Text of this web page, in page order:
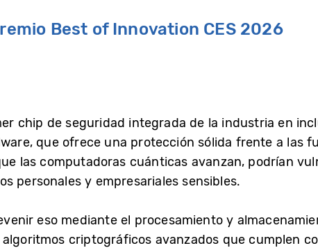
Best of Innovation CES 2026
chip de seguridad integrada de la industria en
que ofrece una protección sólida frente a las
las computadoras cuánticas avanzan, podrían
personales y empresariales sensibles.
eso mediante el procesamiento y
criptográficos avanzados que cumplen